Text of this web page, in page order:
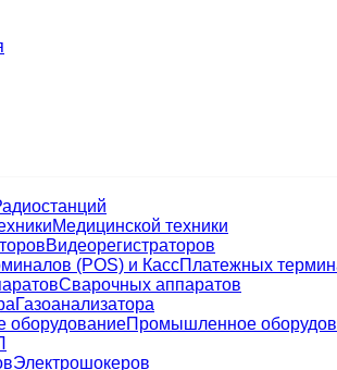
Медицинской техники
Видеорегистраторов
Платежных
Сварочных аппаратов
Газоанализатора
Промышленное
Электрошокеров